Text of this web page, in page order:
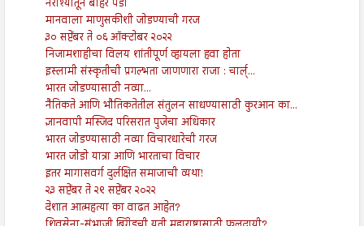
नैराश्यातून बाहेर पडा
मानवाला माणुसकीशी जोडण्याची गरज
३० सप्टेंबर ते ०६ ऑक्टोबर २०२२
निजामशाहीचा विलय शांतीपूर्ण व्हायला हवा होता
इस्लामी संस्कृतीची प्रगल्भता जाणणारा राजा : चार्ल्...
भारत जोडण्यासाठी नव्या...
नैतिकते आणि भौतिकतेतील संतुलन साधण्यासाठी कुरआन का...
ज्ञानवापी मस्जिद परिसरात पुजेचा अधिकार
भारत जोडण्यासाठी नव्या विचारधारेची गरज
भारत जोडो यात्रा आणि भारताचा विचार
इतर मागासवर्ग दुर्लक्षित समाजाची व्यथा!
२३ सप्टेंबर ते २९ सप्टेंबर २०२२
देशात आत्महत्या का वाढत आहेत?